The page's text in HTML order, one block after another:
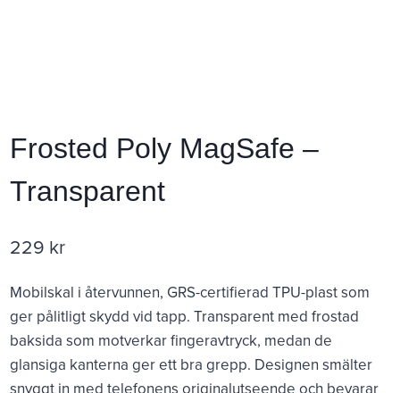
Frosted Poly MagSafe –
Transparent
229 kr
Mobilskal i återvunnen, GRS-certifierad TPU-plast som
ger pålitligt skydd vid tapp. Transparent med frostad
baksida som motverkar fingeravtryck, medan de
glansiga kanterna ger ett bra grepp. Designen smälter